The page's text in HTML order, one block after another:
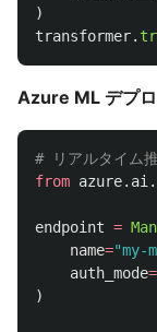
)
transformer.
Azure ML デプ
from
endpoint =
name="my-
auth_mode=
)